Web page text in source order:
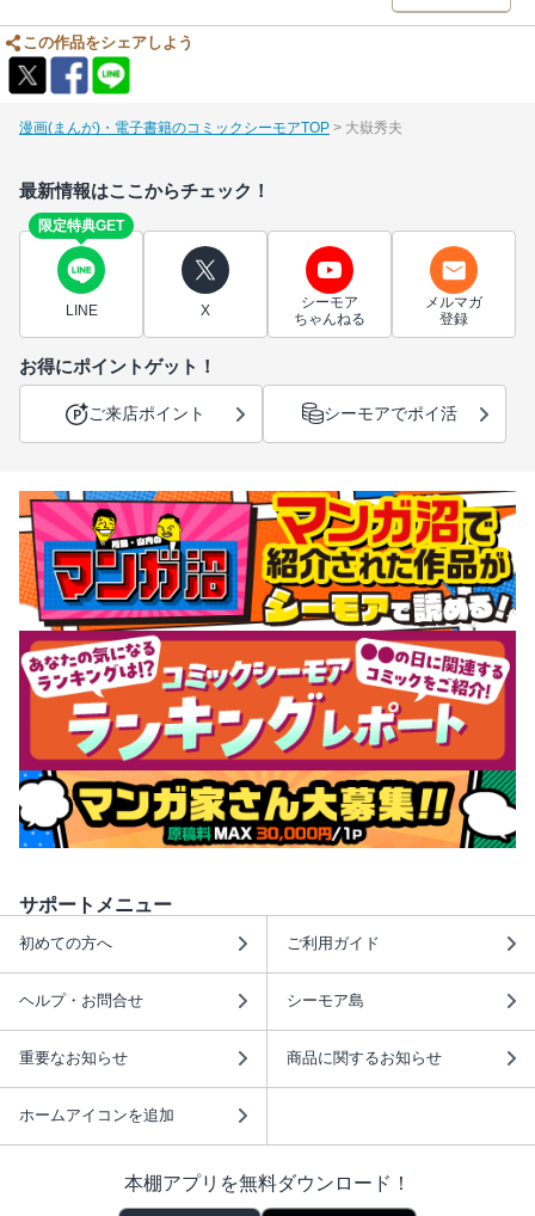
この作品をシェアしよう
漫画(まんが)・電子書籍のコミックシーモアTOP 大嶽秀夫
最新情報はここからチェック！
限定特典GET
LINE X
シーモア
ちゃんねる
メルマガ
登録
お得にポイントゲット！
ご来店ポイント シーモアでポイ活
サポートメニュー
初めての方へ ご利用ガイド
ヘルプ・お問合せ シーモア島
重要なお知らせ 商品に関するお知らせ
ホームアイコンを追加
本棚アプリを無料ダウンロード！